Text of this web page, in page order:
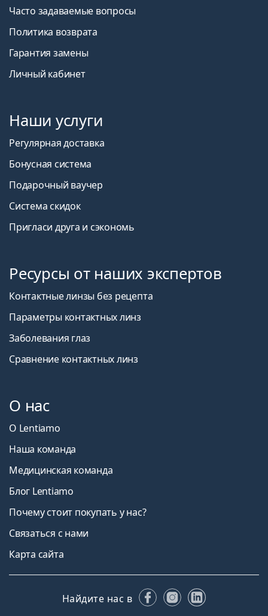
Часто задаваемые вопросы
Политика возврата
Гарантия замены
Личный кабинет
Наши услуги
Регулярная доставка
Бонусная система
Подарочный ваучер
Система скидок
Пригласи друга и сэкономь
Ресурсы от наших экспертов
Контактные линзы без рецепта
Параметры контактных линз
Заболевания глаз
Сравнение контактных линз
О нас
О Lentiamo
Наша команда
Медицинская команда
Блог Lentiamo
Почему стоит покупать у нас?
Связаться с нами
Карта сайта
Найдите нас в FacebookInstagram
LinkedIn